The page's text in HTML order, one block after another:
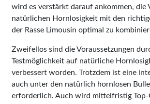
wird es verstärkt darauf ankommen, die
natürlichen Hornlosigkeit mit den
der Rasse Limousin optimal zu
Zweifellos sind die Voraussetzungen
Testmöglichkeit auf natürliche
verbessert worden. Trotzdem ist eine
auch unter den natürlich hornlosen
erforderlich. Auch wird mittelfristig Top-